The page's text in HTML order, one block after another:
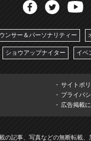
ンサー＆パーソナリティー
ショウアップナイター イベ
サイトポ
プライバ
広告掲載
の記事、写真などの無断転載